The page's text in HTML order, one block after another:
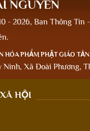
NGUYÊN
- 2026, Ban Thông Tin
HÓA PHẨM PHẬT GIÁO
Xã Đoài Phương,
HỘI